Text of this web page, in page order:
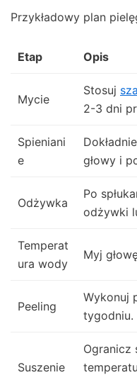
Przykładowy plan
Etap Opis
Mycie
Stosuj
2-3 dni
Spieniani
e
głowy i
Odżywka
Po
odżywki
Temperat
ura wody
Myj
Peeling
Wykonuj
tygodniu.
Suszenie
Ogranicz